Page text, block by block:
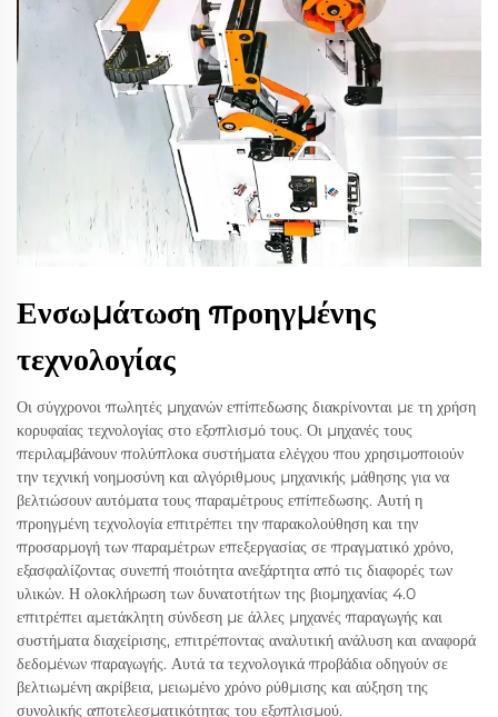
Ενσωμάτωση προηγμένης
τεχνολογίας
Οι σύγχρονοι πωλητές μηχανών επίπεδωσης διακρίνονται με τη χρήση
κορυφαίας τεχνολογίας στο εξοπλισμό τους. Οι μηχανές τους
περιλαμβάνουν πολύπλοκα συστήματα ελέγχου που χρησιμοποιούν
την τεχνική νοημοσύνη και αλγόριθμους μηχανικής μάθησης για να
βελτιώσουν αυτόματα τους παραμέτρους επίπεδωσης. Αυτή η
προηγμένη τεχνολογία επιτρέπει την παρακολούθηση και την
προσαρμογή των παραμέτρων επεξεργασίας σε πραγματικό χρόνο,
εξασφαλίζοντας συνεπή ποιότητα ανεξάρτητα από τις διαφορές των
υλικών. Η ολοκλήρωση των δυνατοτήτων της βιομηχανίας 4.0
επιτρέπει αμετάκλητη σύνδεση με άλλες μηχανές παραγωγής και
συστήματα διαχείρισης, επιτρέποντας αναλυτική ανάλυση και αναφορά
δεδομένων παραγωγής. Αυτά τα τεχνολογικά προβάδια οδηγούν σε
βελτιωμένη ακρίβεια, μειωμένο χρόνο ρύθμισης και αύξηση της
συνολικής αποτελεσματικότητας του εξοπλισμού.